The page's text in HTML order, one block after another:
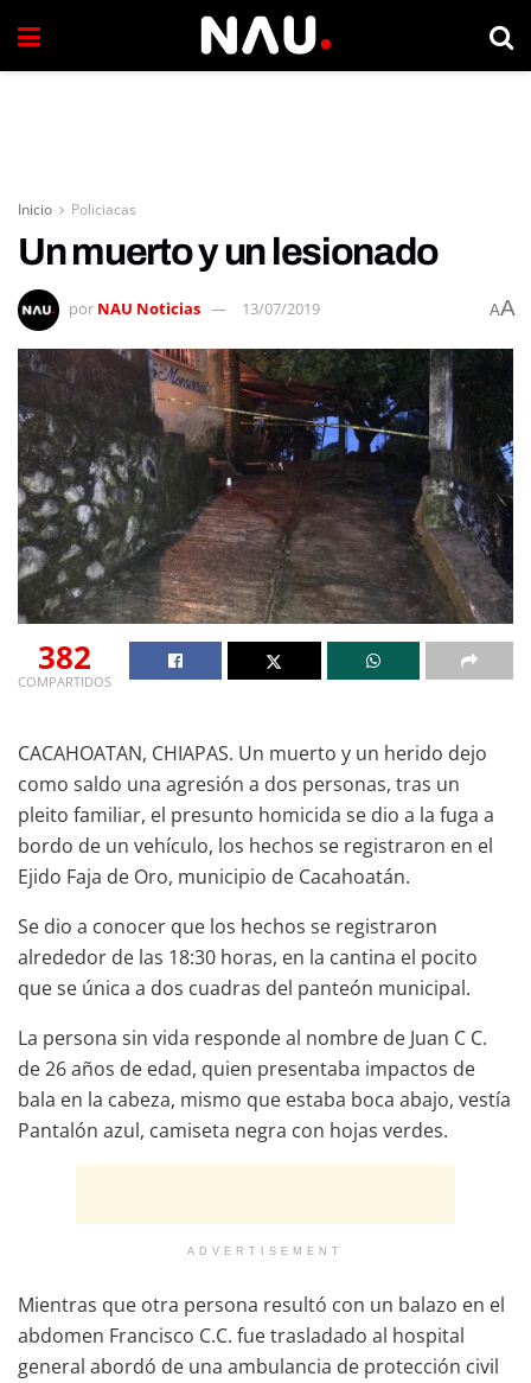
Inicio Policiacas
Un muerto y un lesionado
por NAU Noticias 13/07/2019 AA
382
COMPARTIDOS
CACAHOATAN, CHIAPAS. Un muerto y un herido dejo
como saldo una agresión a dos personas, tras un
pleito familiar, el presunto homicida se dio a la fuga a
bordo de un vehículo, los hechos se registraron en el
Ejido Faja de Oro, municipio de Cacahoatán.
Se dio a conocer que los hechos se registraron
alrededor de las 18:30 horas, en la cantina el pocito
que se única a dos cuadras del panteón municipal.
La persona sin vida responde al nombre de Juan C C.
de 26 años de edad, quien presentaba impactos de
bala en la cabeza, mismo que estaba boca abajo, vestía
Pantalón azul, camiseta negra con hojas verdes.
ADVERTISEMENT
Mientras que otra persona resultó con un balazo en el
abdomen Francisco C.C. fue trasladado al hospital
general abordó de una ambulancia de protección civil